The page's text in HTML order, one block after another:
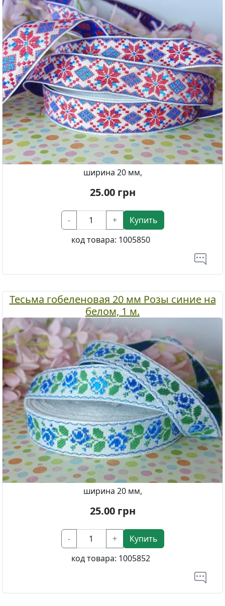
ширина 20 мм,
25.00грн
- +
Купить
код товара: 1005850
Тесьма гобеленовая 20 мм Розы синие на
белом, 1 м.
ширина 20 мм,
25.00грн
- +
Купить
код товара: 1005852